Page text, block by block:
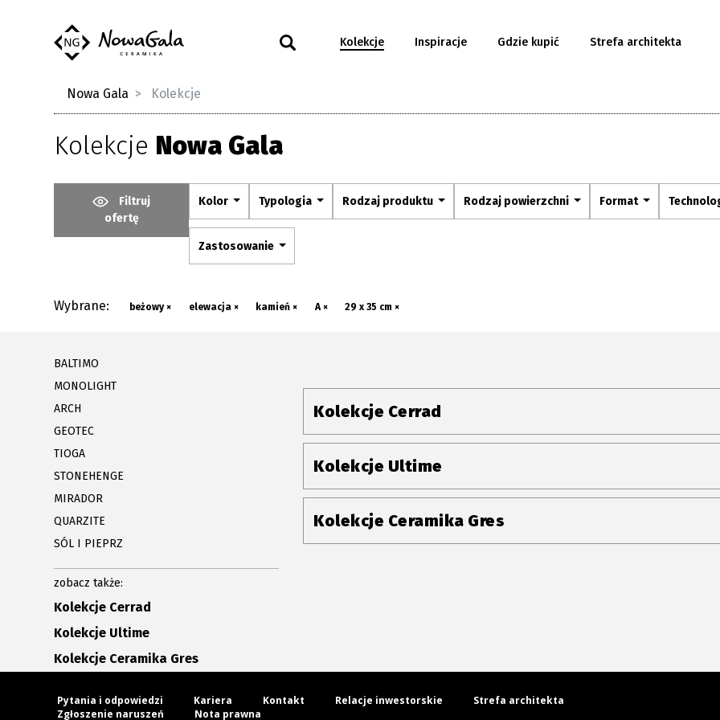
Kolekcje Inspiracje Gdzie kupić Strefa architekta
Nowa Gala Kolekcje
Kolekcje Nowa Gala
Filtruj
ofertę
Kolor Typologia Rodzaj produktu Rodzaj powierzchni Format
Zastosowanie
Wybrane: beżowy × elewacja × kamień × A × 29 x 35 cm ×
BALTIMO
MONOLIGHT
ARCH
GEOTEC
TIOGA
STONEHENGE
MIRADOR
QUARZITE
SÓL I PIEPRZ
zobacz także:
Kolekcje Cerrad
Kolekcje Ultime
Kolekcje Ceramika Gres
Kolekcje Cerrad
Kolekcje Ultime
Kolekcje Ceramika Gres
Pytania i odpowiedzi Kariera Kontakt Relacje inwestorskie
Strefa architekta
Zgłoszenie naruszeń
Nota prawna